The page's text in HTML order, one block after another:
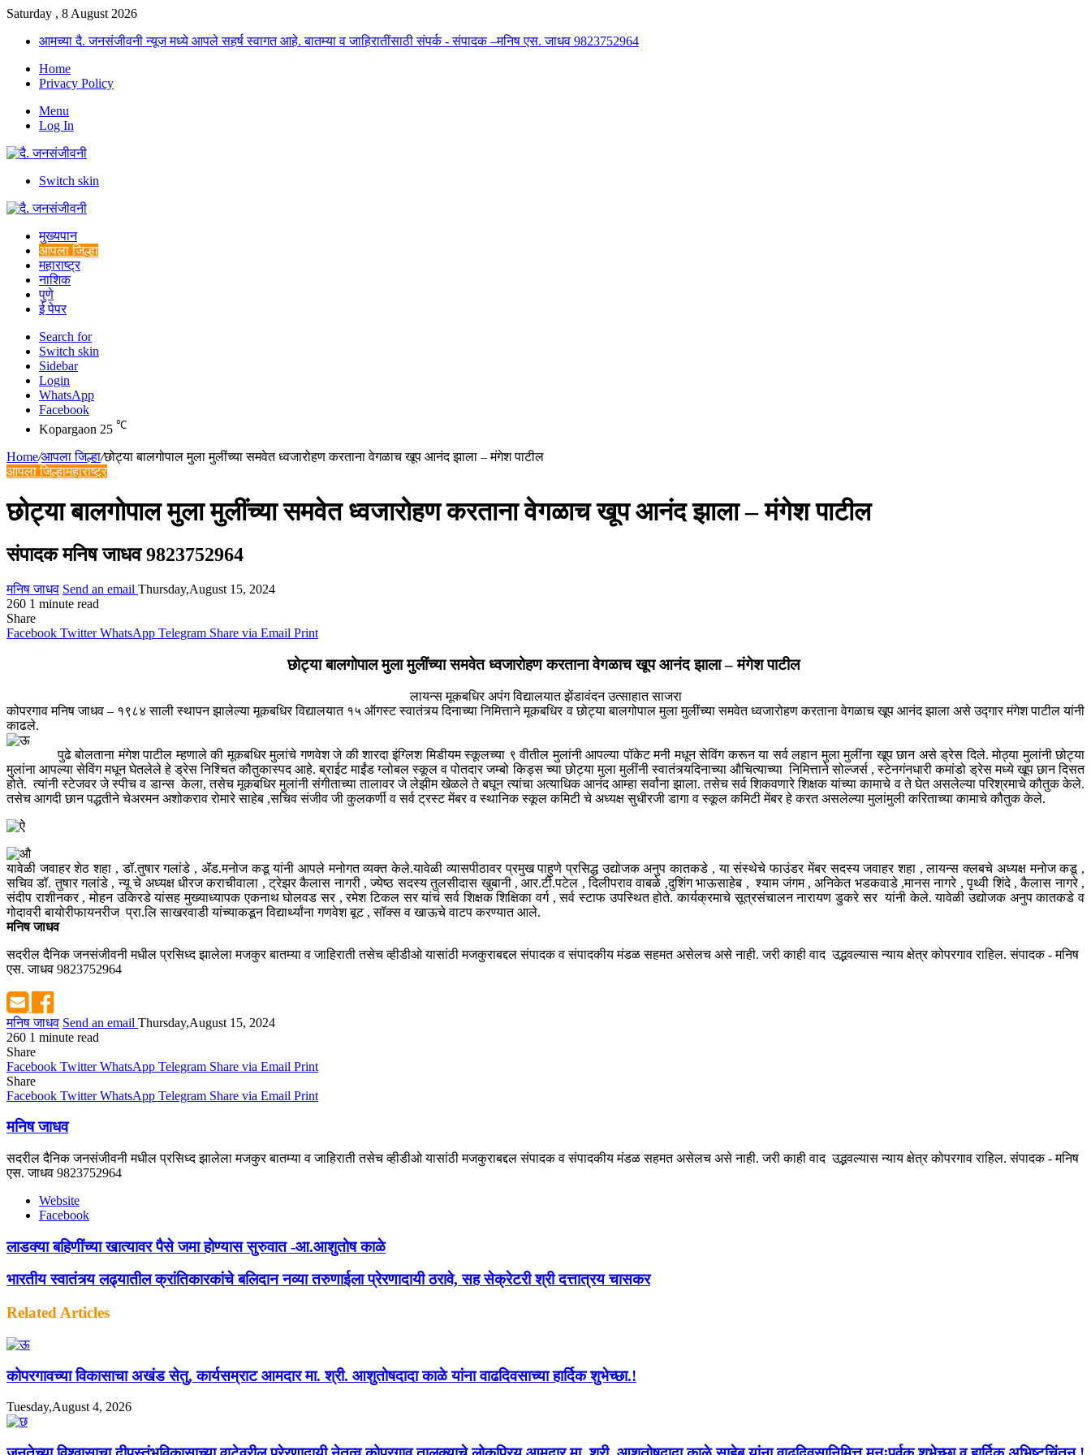
Saturday , 8 August 2026
आमच्या दै. जनसंजीवनी न्यूज मध्ये आपले सहर्ष स्वागत आहे. बातम्या व जाहिरातींसाठी संपर्क - संपादक –मनिष एस. जाधव 9823752964
Home
Privacy Policy
Menu
Log In
Switch skin
मुख्यपान
आपला जिल्हा
महाराष्ट्र
नाशिक
पुणे
ई पेपर
Search for
Switch skin
Sidebar
Login
WhatsApp
Facebook
Kopargaon 25 ℃
Home/आपला जिल्हा/छोट्या बालगोपाल मुला मुलींच्या समवेत ध्वजारोहण करताना वेगळाच खूप आनंद झाला – मंगेश पाटील
आपला जिल्हामहाराष्ट्र
छोट्या बालगोपाल मुला मुलींच्या समवेत ध्वजारोहण करताना वेगळाच खूप आनंद झाला – मंगेश पाटील
संपादक मनिष जाधव 9823752964
मनिष जाधव Send an email Thursday,August 15, 2024
260 1 minute read
Share
Facebook Twitter WhatsApp Telegram Share via Email Print
छोट्या बालगोपाल मुला मुलींच्या समवेत ध्वजारोहण करताना वेगळाच खूप आनंद झाला – मंगेश पाटील
लायन्स मूकबधिर अपंग विद्यालयात झेंडावंदन उत्साहात साजरा
कोपरगाव मनिष जाधव – १९८४ साली स्थापन झालेल्या मूकबधिर विद्यालयात १५ ऑगस्ट स्वातंत्र्य दिनाच्या निमित्ताने मूकबधिर व छोट्या बालगोपाल मुला मुलींच्या समवेत ध्वजारोहण करताना वेगळाच खूप आनंद झाला असे उद्गार मंगेश पाटील यांनी
काढले.
पुढे बोलताना मंगेश पाटील म्हणाले की मूकबधिर मुलांचे गणवेश जे की शारदा इंग्लिश मिडीयम स्कूलच्या ९ वीतील मुलांनी आपल्या पॉकेट मनी मधून सेविंग करून या सर्व लहान मुला मुलींना खूप छान असे ड्रेस दिले. मोठ्या मुलांनी छोट्या
मुलांना आपल्या सेविंग मधून घेतलेले हे ड्रेस निश्चित कौतुकास्पद आहे. ब्राईट माईंड ग्लोबल स्कूल व पोतदार जम्बो किड्स च्या छोट्या मुला मुलींनी स्वातंत्र्यदिनाच्या औचित्याच्या निमित्ताने सोल्जर्स , स्टेनगंनधारी कमांडो ड्रेस मध्ये खूप छान दिसत
होते. त्यांनी स्टेजवर जे स्पीच व डान्स केला, तसेच मूकबधिर मुलांनी संगीताच्या तालावर जे लेझीम खेळले ते बघून त्यांचा अत्याधिक आनंद आम्हा सर्वांना झाला. तसेच सर्व शिकवणारे शिक्षक यांच्या कामाचे व ते घेत असलेल्या परिश्रमाचे कौतुक केले.
तसेच आगदी छान पद्धतीने चेअरमन अशोकराव रोमारे साहेब ,सचिव संजीव जी कुलकर्णी व सर्व ट्रस्ट मेंबर व स्थानिक स्कूल कमिटी चे अध्यक्ष सुधीरजी डागा व स्कूल कमिटी मेंबर हे करत असलेल्या मुलांमुली करिताच्या कामाचे कौतुक केले.
यावेळी जवाहर शेठ शहा , डॉ.तुषार गलांडे , ॲड.मनोज कडू यांनी आपले मनोगत व्यक्त केले.यावेळी व्यासपीठावर प्रमुख पाहुणे प्रसिद्ध उद्योजक अनुप कातकडे , या संस्थेचे फाउंडर मेंबर सदस्य जवाहर शहा , लायन्स क्लबचे अध्यक्ष मनोज कडू ,
सचिव डॉ. तुषार गलांडे , न्यू चे अध्यक्ष धीरज कराचीवाला , ट्रेझर कैलास नागरी , ज्येष्ठ सदस्य तुलसीदास खुबानी , आर.टी.पटेल , दिलीपराव वाबळे ,दुशिंग भाऊसाहेब , श्याम जंगम , अनिकेत भडकवाडे ,मानस नागरे , पृथ्वी शिंदे , कैलास नागरे ,
संदीप राशीनकर , मोहन उकिरडे यांसह मुख्याध्यापक एकनाथ घोलवड सर , रमेश टिकल सर यांचं सर्व शिक्षक शिक्षिका वर्ग , सर्व स्टाफ उपस्थित होते. कार्यक्रमाचे सूत्रसंचालन नारायण डुकरे सर यांनी केले. यावेळी उद्योजक अनुप कातकडे व
गोदावरी बायोरीफायनरीज प्रा.लि साखरवाडी यांच्याकडून विद्यार्थ्यांना गणवेश बूट , सॉक्स व खाऊचे वाटप करण्यात आले.
मनिष जाधव
सदरील दैनिक जनसंजीवनी मधील प्रसिध्द झालेला मजकुर बातम्या व जाहिराती तसेच व्हीडीओ यासांठी मजकुराबद्दल संपादक व संपादकीय मंडळ सहमत असेलच असे नाही. जरी काही वाद उद्भवल्यास न्याय क्षेत्र कोपरगाव राहिल. संपादक - मनिष
एस. जाधव 9823752964
मनिष जाधव Send an email Thursday,August 15, 2024
260 1 minute read
Share
Facebook Twitter WhatsApp Telegram Share via Email Print
Share
Facebook Twitter WhatsApp Telegram Share via Email Print
मनिष जाधव
सदरील दैनिक जनसंजीवनी मधील प्रसिध्द झालेला मजकुर बातम्या व जाहिराती तसेच व्हीडीओ यासांठी मजकुराबद्दल संपादक व संपादकीय मंडळ सहमत असेलच असे नाही. जरी काही वाद उद्भवल्यास न्याय क्षेत्र कोपरगाव राहिल. संपादक - मनिष
एस. जाधव 9823752964
Website
Facebook
लाडक्या बहिणींच्या खात्यावर पैसे जमा होण्यास सुरुवात -आ.आशुतोष काळे
भारतीय स्वातंत्र्य लढ्यातील क्रांतिकारकांचे बलिदान नव्या तरुणाईला प्रेरणादायी ठरावे, सह सेक्रेटरी श्री दत्तात्रय चासकर
Related Articles
कोपरगावच्या विकासाचा अखंड सेतु, कार्यसम्राट आमदार मा. श्री. आशुतोषदादा काळे यांना वाढदिवसाच्या हार्दिक शुभेच्छा.!
Tuesday,August 4, 2026